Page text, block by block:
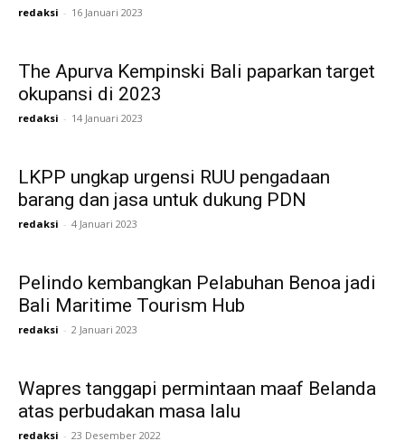
redaksi - 16 Januari 2023
The Apurva Kempinski Bali paparkan target
okupansi di 2023
redaksi - 14 Januari 2023
LKPP ungkap urgensi RUU pengadaan
barang dan jasa untuk dukung PDN
redaksi - 4 Januari 2023
Pelindo kembangkan Pelabuhan Benoa jadi
Bali Maritime Tourism Hub
redaksi - 2 Januari 2023
Wapres tanggapi permintaan maaf Belanda
atas perbudakan masa lalu
redaksi - 23 Desember 2022